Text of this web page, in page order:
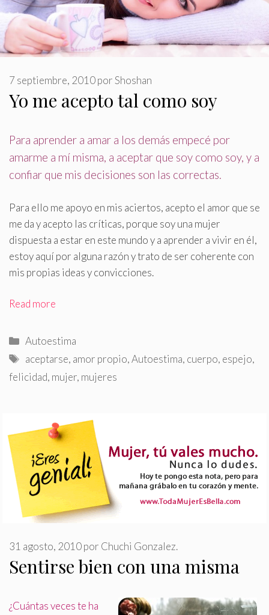
Yo me acepto tal como soy
7 septiembre, 2010porShoshan
Para aprender a amar a los demás empecé por
amarme a mí misma, a aceptar que soy como soy, y a
confiar que mis decisiones son las correctas.
Para ello me apoyo en mis aciertos, acepto el amor que se
me da y acepto las críticas, porque soy una mujer
dispuesta a estar en este mundo y a aprender a vivir en él,
estoy aquí por alguna razón y trato de ser coherente con
mis propias ideas y convicciones.
Read more
Categorías
Autoestima
Etiquetas
aceptarse, amor propio,Autoestima, cuerpo, espejo,
felicidad, mujer, mujeres
Sentirse bien con una misma
31 agosto, 2010por Chuchi Gonzalez.
¿Cuántas veces te ha